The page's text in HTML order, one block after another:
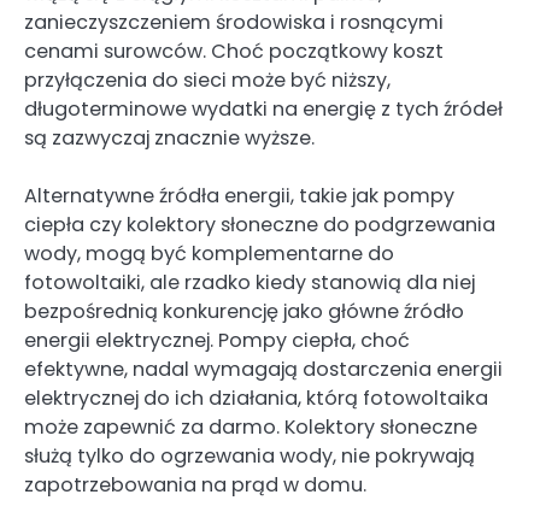
zanieczyszczeniem środowiska i rosnącymi
cenami surowców. Choć początkowy koszt
przyłączenia do sieci może być niższy,
długoterminowe wydatki na energię z tych źródeł
są zazwyczaj znacznie wyższe.
Alternatywne źródła energii, takie jak pompy
ciepła czy kolektory słoneczne do podgrzewania
wody, mogą być komplementarne do
fotowoltaiki, ale rzadko kiedy stanowią dla niej
bezpośrednią konkurencję jako główne źródło
energii elektrycznej. Pompy ciepła, choć
efektywne, nadal wymagają dostarczenia energii
elektrycznej do ich działania, którą fotowoltaika
może zapewnić za darmo. Kolektory słoneczne
służą tylko do ogrzewania wody, nie pokrywają
zapotrzebowania na prąd w domu.